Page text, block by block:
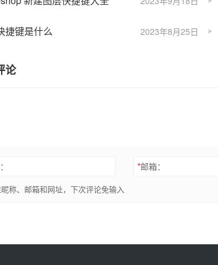
2023年8月25日
捷键是什么
论
*邮箱：
称、邮箱和网址，下次评论免输入